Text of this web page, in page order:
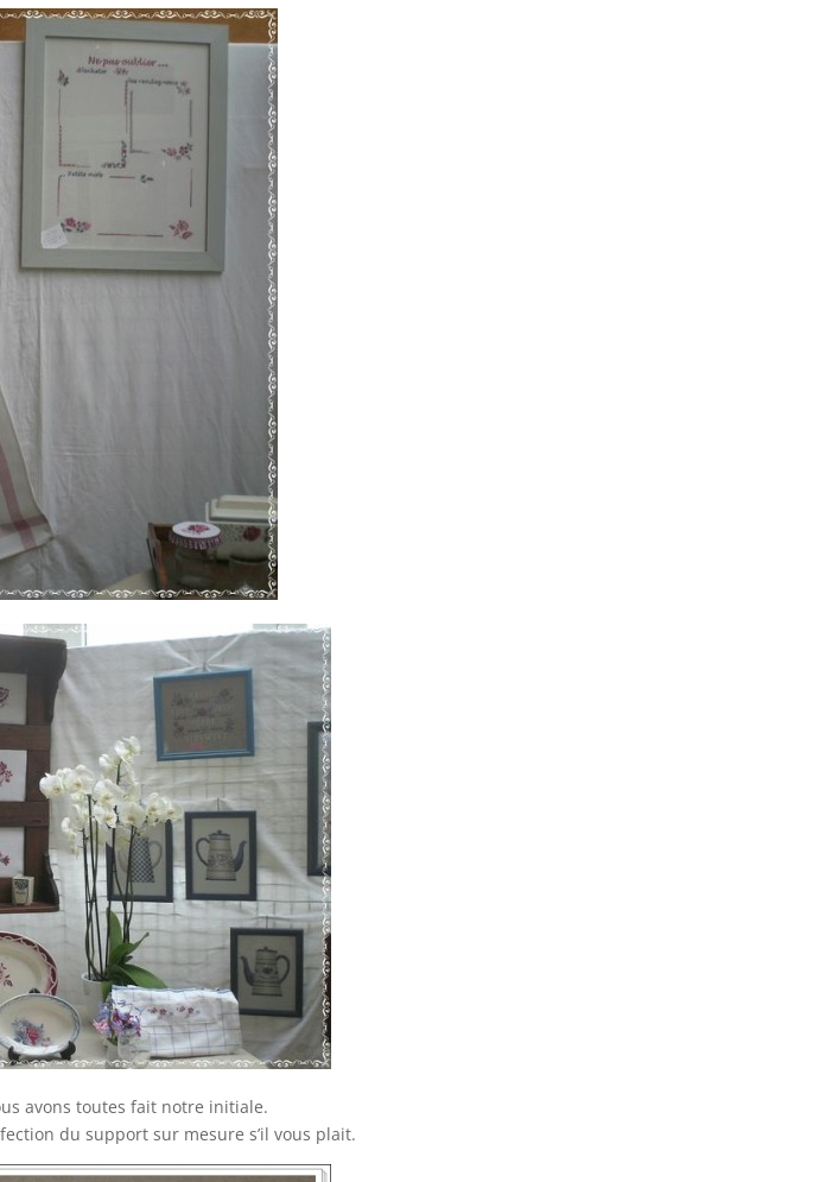
avons toutes fait notre initiale.
du support sur mesure s’il vous plait.